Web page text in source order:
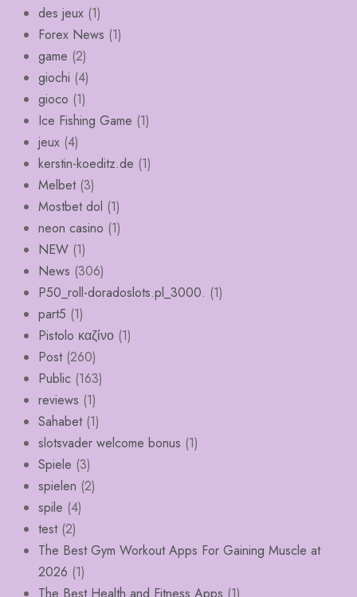
des jeux (1)
Forex News (1)
game (2)
giochi (4)
gioco (1)
Ice Fishing Game (1)
jeux (4)
kerstin-koeditz.de (1)
Melbet(3)
Mostbet dol (1)
neon casino (1)
NEW (1)
News (306)
P50_roll-doradoslots.pl_3000. (1)
part5 (1)
Pistolo καζίνο (1)
Post(260)
Public (163)
reviews (1)
Sahabet(1)
slotsvader welcome bonus (1)
Spiele (3)
spielen (2)
spile (4)
test(2)
The Best Gym Workout Apps For Gaining Muscle at
2026 (1)